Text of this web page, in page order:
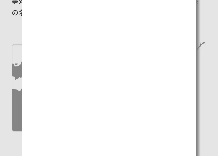
の名品「今治タオル」はお土産に喜ばれる定番です。